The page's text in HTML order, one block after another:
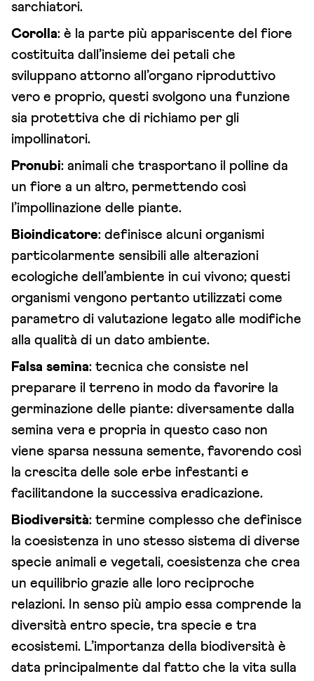
sarchiatori.
Corolla: è la parte più appariscente del fiore
costituita dall’insieme dei petali che
sviluppano attorno all’organo riproduttivo
vero e proprio, questi svolgono una funzione
sia protettiva che di richiamo per gli
impollinatori.
Pronubi: animali che trasportano il polline da
un fiore a un altro, permettendo così
l’impollinazione delle piante.
Bioindicatore: definisce alcuni organismi
particolarmente sensibili alle alterazioni
ecologiche dell’ambiente in cui vivono; questi
organismi vengono pertanto utilizzati come
parametro di valutazione legato alle modifiche
alla qualità di un dato ambiente.
Falsa semina: tecnica che consiste nel
preparare il terreno in modo da favorire la
germinazione delle piante: diversamente dalla
semina vera e propria in questo caso non
viene sparsa nessuna semente, favorendo così
la crescita delle sole erbe infestanti e
facilitandone la successiva eradicazione.
Biodiversità: termine complesso che definisce
la coesistenza in uno stesso sistema di diverse
specie animali e vegetali, coesistenza che crea
un equilibrio grazie alle loro reciproche
relazioni. In senso più ampio essa comprende la
diversità entro specie, tra specie e tra
ecosistemi. L’importanza della biodiversità è
data principalmente dal fatto che la vita sulla